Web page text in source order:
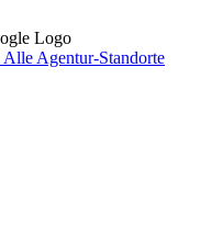
Alle Agentur-Standorte